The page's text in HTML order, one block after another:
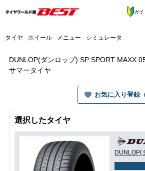
タイヤ ホイール メニュー シミュレータ
ガイ
DUNLOP(ダンロップ) SP SPORT MAXX
サマータイヤ
お気に入り登録
選択したタイヤ
DUNLOP(